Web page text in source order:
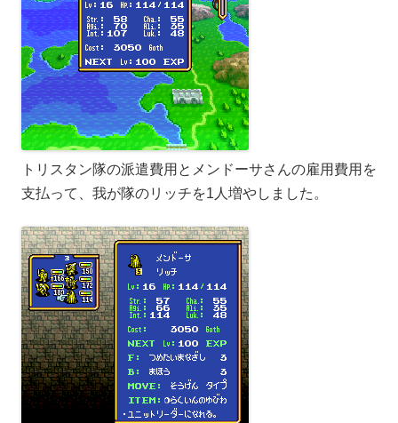
トリスタン隊の派遣費用とメンドーサさんの雇用費用を
支払って、我が隊のリッチを1人増やしました。